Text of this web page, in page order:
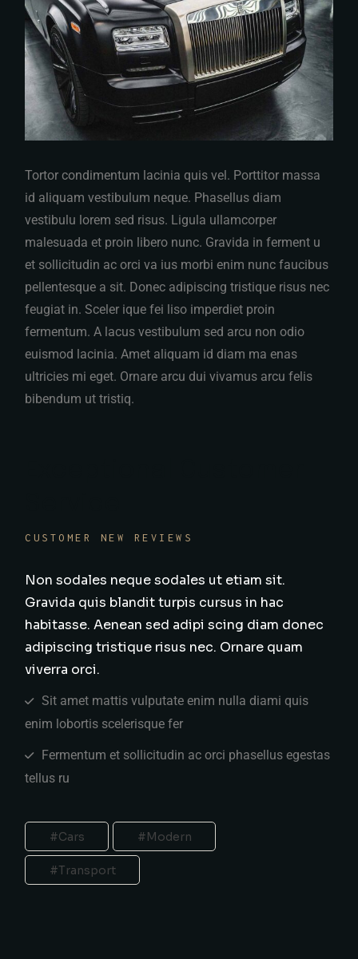
Tortor condimentum lacinia quis vel. Porttitor massa
id aliquam vestibulum neque. Phasellus diam
vestibulu lorem sed risus. Ligula ullamcorper
malesuada et proin libero nunc. Gravida in ferment u
et sollicitudin ac orci va ius morbi enim nunc faucibus
pellentesque a sit. Donec adipiscing tristique risus nec
feugiat in. Sceler ique fei liso imperdiet proin
fermentum. A lacus vestibulum sed arcu non odio
euismod lacinia. Amet aliquam id diam ma enas
ultricies mi eget. Ornare arcu dui vivamus arcu felis
bibendum ut tristiq.
CUSTOMER NEW REVIEWS
Non sodales neque sodales ut etiam sit.
Gravida quis blandit turpis cursus in hac
habitasse. Aenean sed adipi scing diam donec
adipiscing tristique risus nec. Ornare quam
viverra orci.
Sit amet mattis vulputate enim nulla diami quis
enim lobortis scelerisque fer
Fermentum et sollicitudin ac orci phasellus egestas
tellus ru
Cars Modern
Transport